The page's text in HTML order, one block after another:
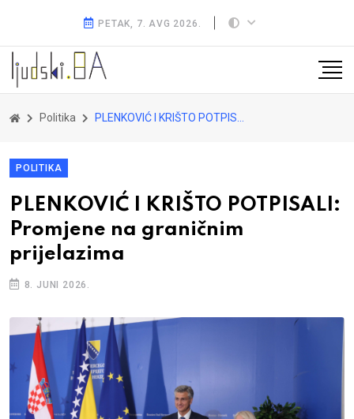
PETAK, 7. AVG 2026.
Politika PLENKOVIĆ I KRIŠTO POTPISALI: Promjene na graničnim prijelazima
POLITIKA
PLENKOVIĆ I KRIŠTO POTPISALI:
Promjene na graničnim
prijelazima
8. JUNI 2026.